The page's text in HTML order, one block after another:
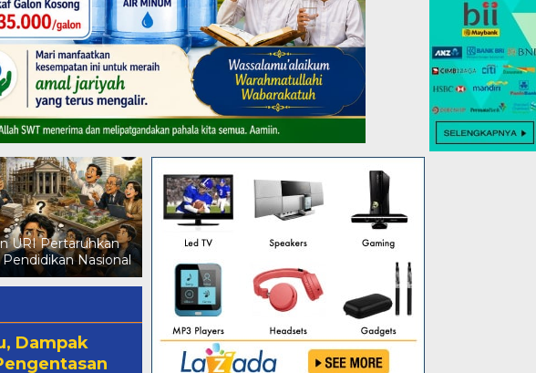
URI Pertaruhkan
Nasional
314 Lulusan UM Metro
Diyudisium, Rektor Dorong
Jadi Agen Perubahan
Profetik
Klinik PKU Muhammadiyah
UAD Metro Selatan Gelar
Cek Kesehatan Gratis
Kemitraan Perdana
Kemenkes Muhammadiyah
Dampak